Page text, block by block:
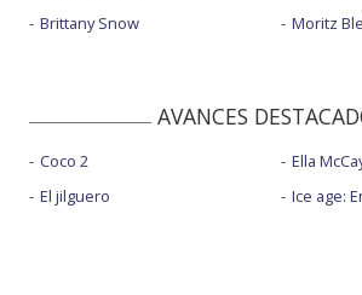
Brittany Snow
Moritz
AVANCES
Coco 2
El jilguero
Ella
Ice age: